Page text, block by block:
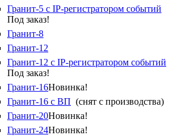
Гранит-5 с IP-регистратором событий
Под заказ!
Гранит-8
Гранит-12
Гранит-12 с IP-регистратором событий
Под заказ!
Гранит-16Новинка!
Гранит-16 с ВП (снят с производства)
Гранит-20Новинка!
Гранит-24Новинка!